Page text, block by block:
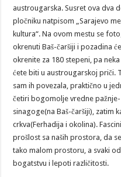
austrougarska. Susret ova dva
pločniku natpisom „Sarajevo
kultura“. Na ovom mestu se
okrenuti Baš-čaršiji i pozadina
okrenite za 180 stepeni, pa
ćete biti u austrougarskoj priči.
sam ih povezala, praktično u
četiri bogomolje vredne
sinagoge(na Baš-čaršiji), zatim
crkva(Ferhadija i okolina).
prošlost sa naših prostora, da
tako malom prostoru, a svaki
bogatstvu i lepoti različitosti.